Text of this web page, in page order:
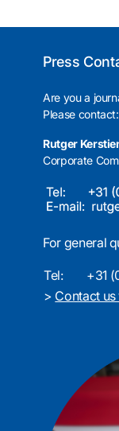
Press
Are you a
Please contact:
Rutger
Corporate
For general
Tel:
+31
> Contact